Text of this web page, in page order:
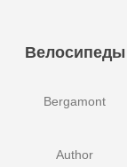
Велосипеды
Bergamont
Author